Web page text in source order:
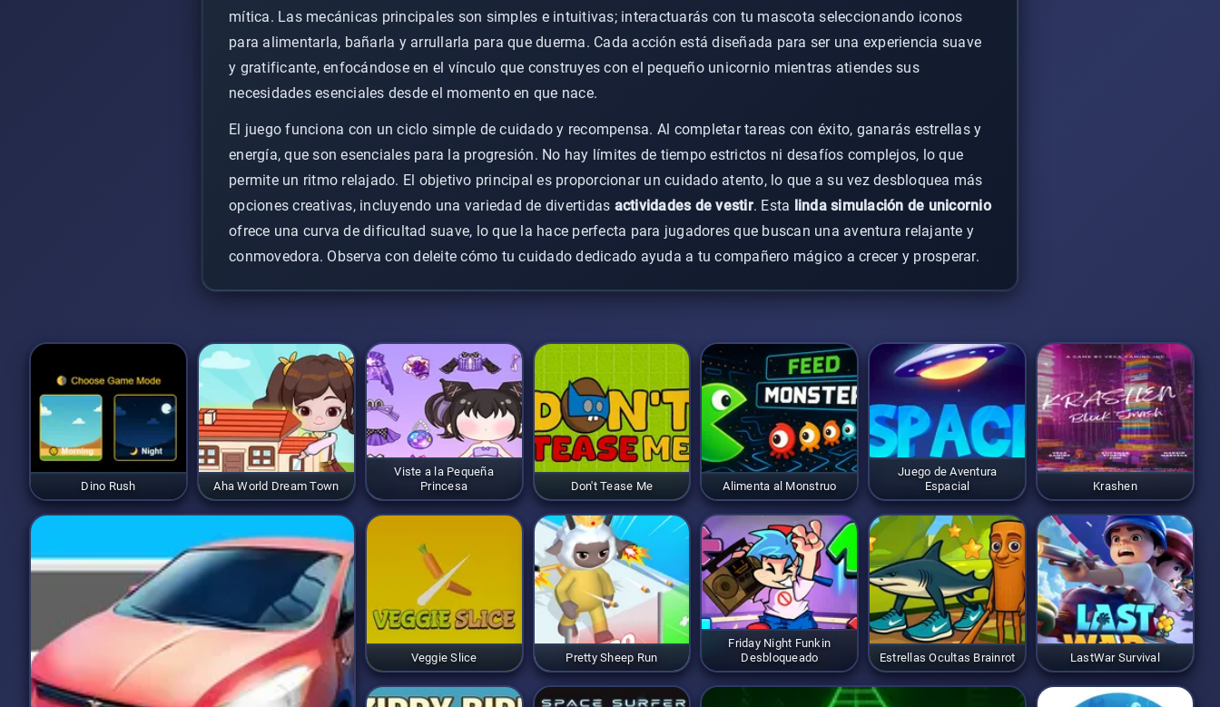
mítica. Las mecánicas principales son simples e intuitivas; interactuarás con tu mascota seleccionando iconos
para alimentarla, bañarla y arrullarla para que duerma. Cada acción está diseñada para ser una experiencia suave
y gratificante, enfocándose en el vínculo que construyes con el pequeño unicornio mientras atiendes sus
necesidades esenciales desde el momento en que nace.
El juego funciona con un ciclo simple de cuidado y recompensa. Al completar tareas con éxito, ganarás estrellas y
energía, que son esenciales para la progresión. No hay límites de tiempo estrictos ni desafíos complejos, lo que
permite un ritmo relajado. El objetivo principal es proporcionar un cuidado atento, lo que a su vez desbloquea más
opciones creativas, incluyendo una variedad de divertidas actividades de vestir. Esta linda simulación de unicornio
ofrece una curva de dificultad suave, lo que la hace perfecta para jugadores que buscan una aventura relajante y
conmovedora. Observa con deleite cómo tu cuidado dedicado ayuda a tu compañero mágico a crecer y prosperar.
Dino Rush Aha World Dream Town
Viste a la Pequeña
Princesa
Don't Tease Me Alimenta al Monstruo
Juego de Aventura
Espacial
Krashen
Veggie Slice Pretty Sheep Run
Friday Night Funkin
Desbloqueado
Estrellas Ocultas Brainrot LastWar Survival